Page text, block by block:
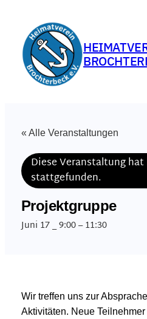
« Alle Veranstaltungen
Diese Veranstaltung
stattgefunden.
Projektgruppe
Juni 17 _ 9:00–11:30
Wir treffen uns zur
Aktivitäten. Neue